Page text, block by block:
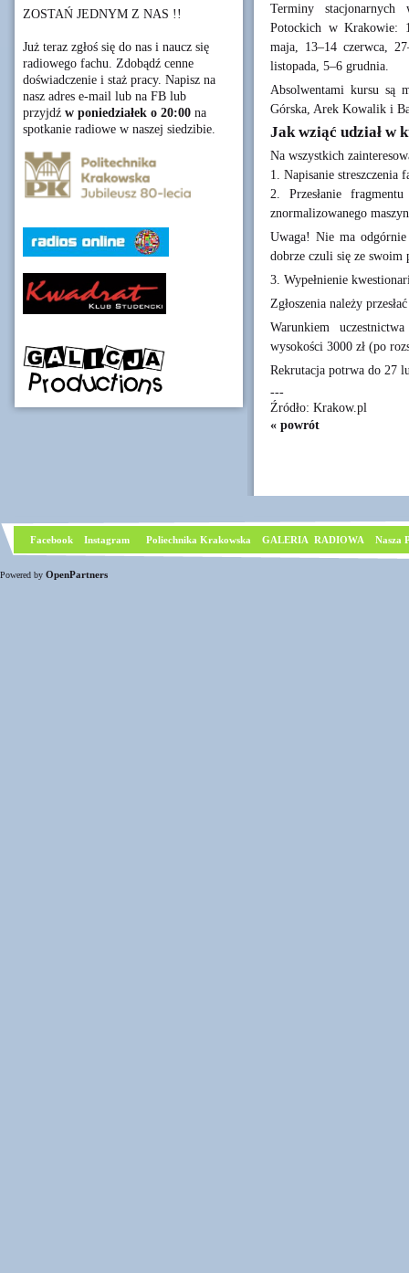
ZOSTAŃ JEDNYM Z NAS !!
Już teraz zgłoś się do nas i naucz się
radiowego fachu. Zdobądź cenne
doświadczenie i staż pracy. Napisz na
nasz adres e-mail lub na FB lub
przyjdź w poniedziałek o 20:00 na
spotkanie radiowe w naszej siedzibie.
Terminy stacjonarnych
Potockich w Krakowie:
maja, 13–14 czerwca,
listopada, 5–6 grudnia.
Absolwentami kursu są
Górska, Arek Kowalik i
Jak wziąć udział w
Na wszystkich
1. Napisanie streszczenia
2. Przesłanie
znormalizowanego
Uwaga! Nie ma
dobrze czuli się ze swoim
3. Wypełnienie
Zgłoszenia należy
Warunkiem
wysokości 3000 zł (po
Rekrutacja potrwa do 27
---
Źródło: Krakow.pl
« powrót
Facebook Instagram Poliechnika Krakowska GALERIA RADIOWA Nasza
Powered by OpenPartners